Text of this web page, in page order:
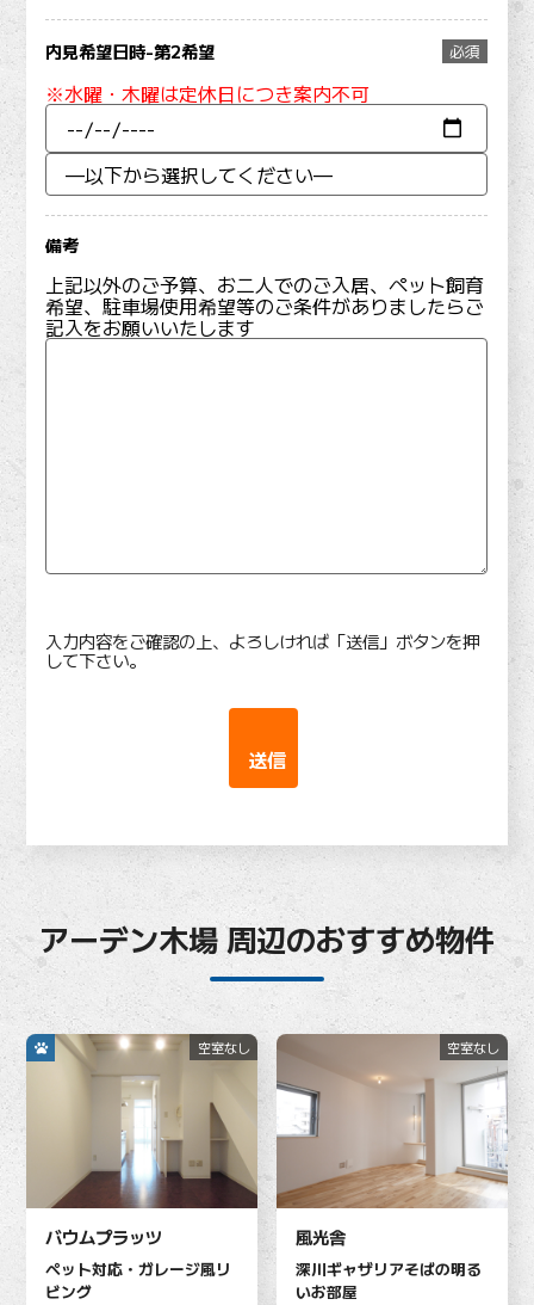
内見希望日時-第2希望 必須
※水曜・木曜は定休日につき案内不可
備考
上記以外のご予算、お二人でのご入居、ペット飼育
希望、駐車場使用希望等のご条件がありましたらご
記入をお願いいたします
入力内容をご確認の上、よろしければ「送信」ボタンを押
して下さい。
アーデン木場 周辺のおすすめ物件
バウムプラッツ
ペット対応・ガレージ風リ
ビング
空室なし
風光舎
深川ギャザリアそばの明る
いお部屋
空室なし